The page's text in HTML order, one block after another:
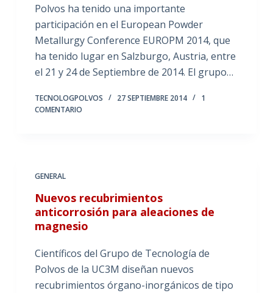
Polvos ha tenido una importante
participación en el European Powder
Metallurgy Conference EUROPM 2014, que
ha tenido lugar en Salzburgo, Austria, entre
el 21 y 24 de Septiembre de 2014. El grupo…
TECNOLOGPOLVOS 27 SEPTIEMBRE 2014
1
COMENTARIO
GENERAL
Nuevos recubrimientos
anticorrosión para aleaciones de
magnesio
Científicos del Grupo de Tecnología de
Polvos de la UC3M diseñan nuevos
recubrimientos órgano-inorgánicos de tipo